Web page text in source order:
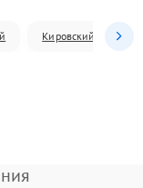
Кировский